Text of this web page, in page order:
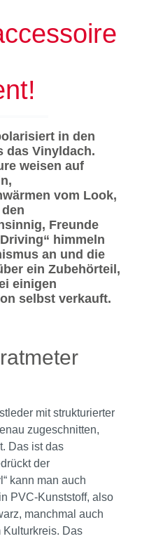
in den
das Vinyldach.
weisen auf
vom Look,
Freunde
himmeln
an und die
ein Zubehörteil,
einigen
selbst verkauft.
mit strukturierter
zugeschnitten,
Das ist das
der
kann man auch
PVC-Kunststoff, also
manchmal auch
Kulturkreis. Das